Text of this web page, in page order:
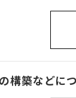
構築などに